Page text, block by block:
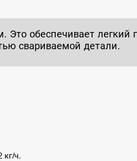
Это обеспечивает легкий
свариваемой детали.
кг/ч.